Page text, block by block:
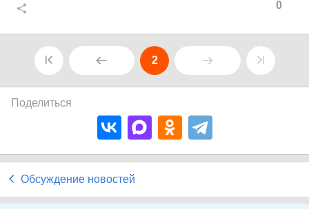
0
2
Поделиться
Обсуждение новостей